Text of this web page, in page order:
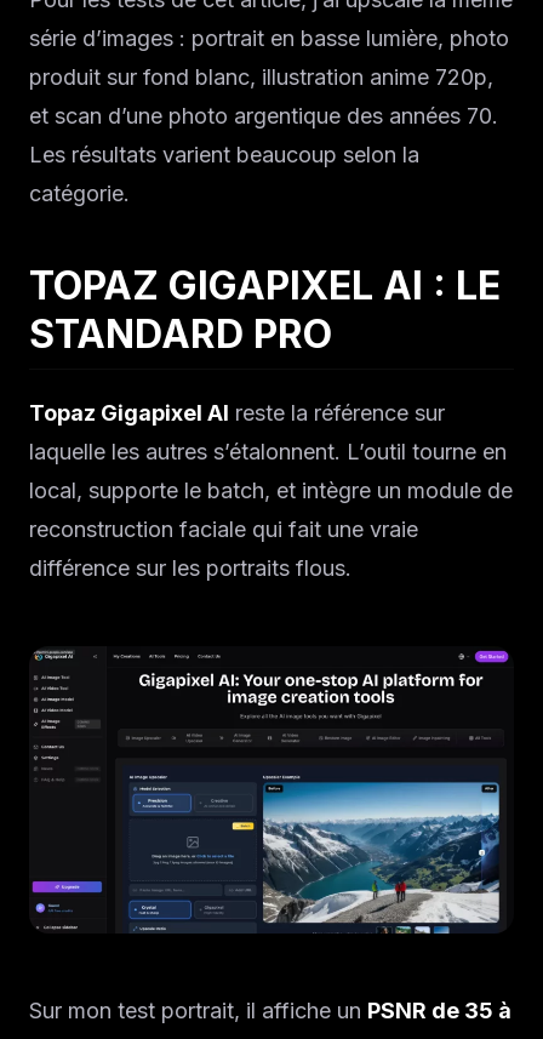
série d’images : portrait en basse lumière, photo
produit sur fond blanc, illustration anime 720p,
et scan d’une photo argentique des années 70.
Les résultats varient beaucoup selon la
catégorie.
TOPAZ GIGAPIXEL AI : LE
STANDARD PRO
Topaz Gigapixel AI reste la référence sur
laquelle les autres s’étalonnent. L’outil tourne en
local, supporte le batch, et intègre un module de
reconstruction faciale qui fait une vraie
différence sur les portraits flous.
Sur mon test portrait, il affiche un PSNR de 35 à